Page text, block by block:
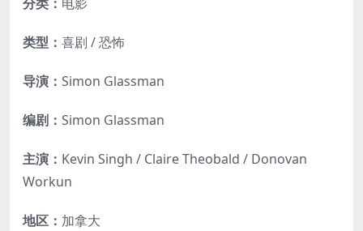
类型： 喜剧 / 恐怖
导演： Simon Glassman
编剧： Simon Glassman
主演： Kevin Singh / Claire Theobald / Donovan
Workun
地区： 加拿大